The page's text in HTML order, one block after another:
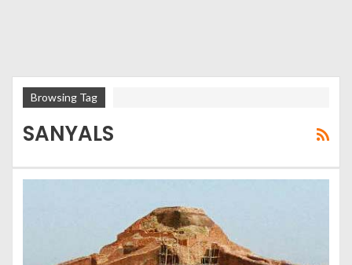
Browsing Tag
SANYALS